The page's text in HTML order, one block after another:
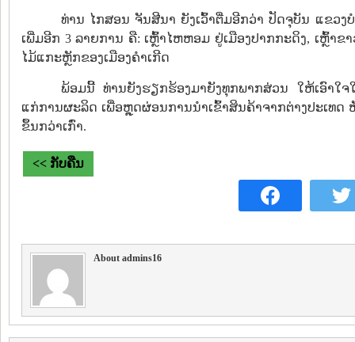
ທ່ານ ໄກສອນ ຈັນສີນາ ຍັງເວົ້າຕື່ມອີກວ່າ ປັດຈຸບັນ ແຂວງ
ເພີ່ມອີກ 3 ລາຍການ ຄື: ເຫຼົ້າໄຫຫອມ ຢູ່ເມືອງປາກກະດິງ, ເຫຼົ້າ
ໄມ້ແກະຫຼັກຂອງເມືອງຄຳເກີດ
ພ້ອມນີ້ ທ່ານຍັງຮຽກຮ້ອງມາຍັງທຸກພາກສ່ວນ ໃຫ້ເອົາໃ
ແກ່ການຜະລິດ ເພື່ອຫຼຸດຜ່ອນການນຳເຂົ້າສິນຄ້າຈາກຕ່າງປະເທ
ຂຶ້ນກວ່າເກົ່າ.
<< ກັບຄືນ
About admins16